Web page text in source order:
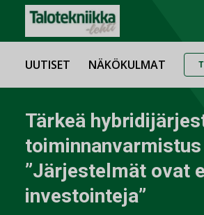
UUTISET NÄKÖKULMAT
Tärkeä
”Järjestelmät ovat
investointeja”